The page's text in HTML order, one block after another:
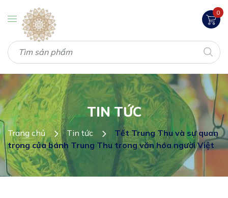
0
TIN TỨC
Trang chủ Tin tức
Tết Trung Thu và sự quan
trọng của bánh Trung Thu trong văn hóa người Việt